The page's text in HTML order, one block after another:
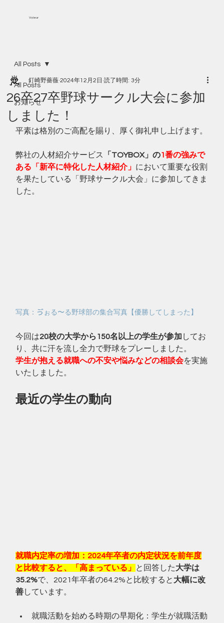
Voleur
All Posts
お知らせ
All Posts
26卒27卒野球サークル大会に参加
しました！
釘崎野薔薇 2024年12月2日 読了時間: 3分
平素は格別のご高配を賜り、厚く御礼申し上げます。
弊社の人材紹介サービス 「TOYBOX」の1番の強みで
ある「新卒に特化した人材紹介」 において重要な役割
を果たしている「野球サークル大会」に参加してきま
した。
写真：ゔぉる〜る野球部の集合写真【優勝してしまった】
今回は20校の大学から150名以上の学生が参加 してお
り、共に汗を流し全力で野球をプレーしました。
学生が抱える就職への不安や悩みなどの相談会を実施
いたしました。
最近の学生の動向
就職内定率の増加：2024年卒者の内定状況を前年度
と比較すると、「高まっている」 と回答した大学は
35.2%で、2021年卒者の64.2%と比較すると 大幅に改
善しています。﻿
就職活動を始める時期の早期化：学生が就職活動